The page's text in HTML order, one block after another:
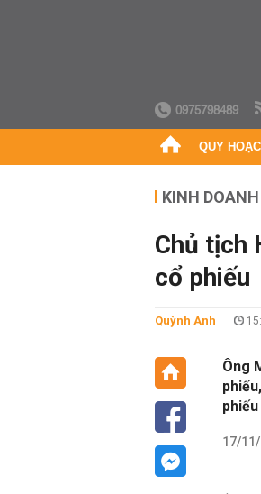
0975798489
QUY
KINH DOANH
Chủ tịch
cổ phiếu
Quỳnh Anh
Ông
17/